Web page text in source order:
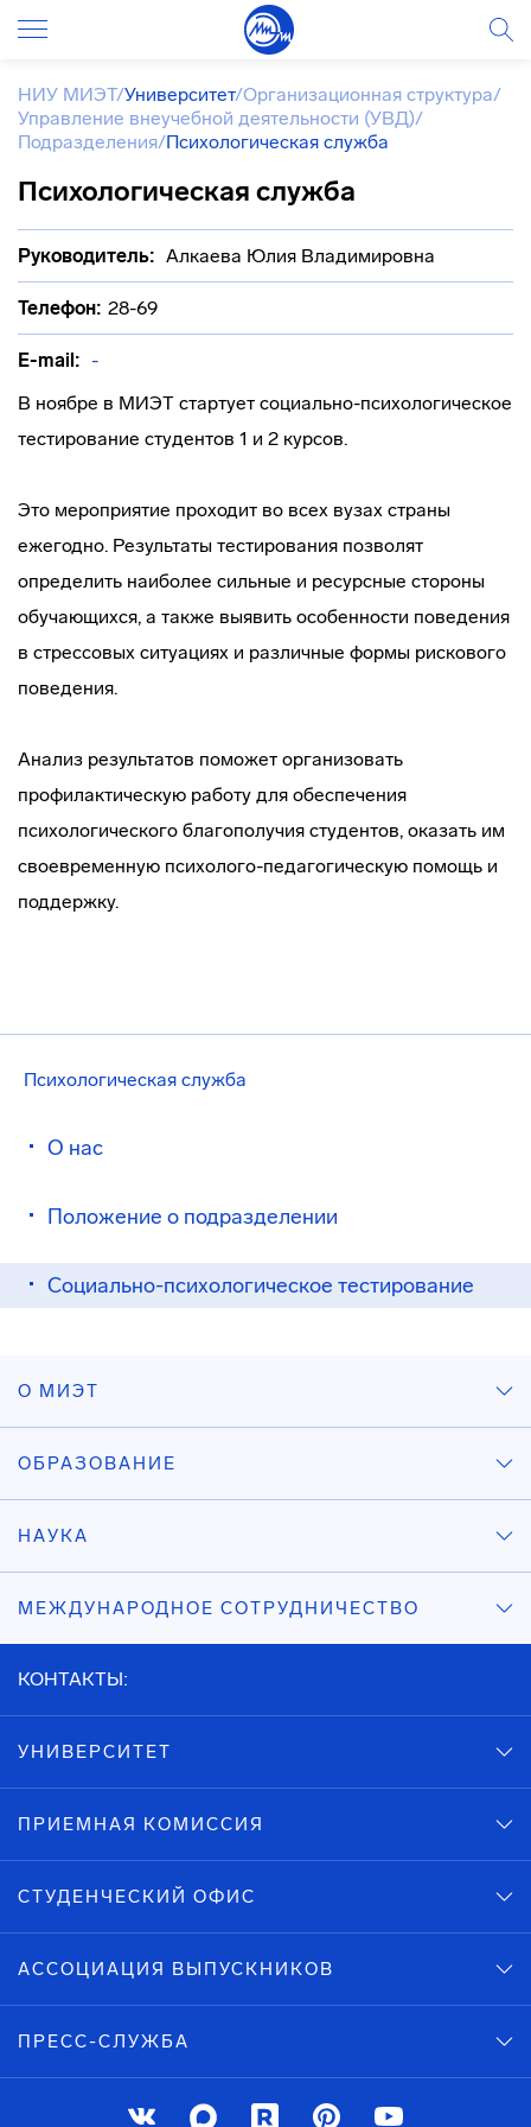
Психологическая служба
О нас
Положение о подразделении
Социально-психологическое тестирование
НИУ МИЭТ/Университет/Организационная структура/
Управление внеучебной деятельности (УВД)/
Подразделения/Психологическая служба
Психологическая служба
Руководитель: Алкаева Юлия Владимировна
Телефон: 28-69
E-mail: -
В ноябре в МИЭТ стартует социально-психологическое
тестирование студентов 1 и 2 курсов.
Это мероприятие проходит во всех вузах страны
ежегодно. Результаты тестирования позволят
определить наиболее сильные и ресурсные стороны
обучающихся, а также выявить особенности поведения
в стрессовых ситуациях и различные формы рискового
поведения.
Анализ результатов поможет организовать
профилактическую работу для обеспечения
психологического благополучия студентов, оказать им
своевременную психолого-педагогическую помощь и
поддержку.
О МИЭТ
ОБРАЗОВАНИЕ
НАУКА
МЕЖДУНАРОДНОЕ СОТРУДНИЧЕСТВО
КОНТАКТЫ:
УНИВЕРСИТЕТ
ПРИЕМНАЯ КОМИССИЯ
СТУДЕНЧЕСКИЙ ОФИС
АССОЦИАЦИЯ ВЫПУСКНИКОВ
ПРЕСС-СЛУЖБА